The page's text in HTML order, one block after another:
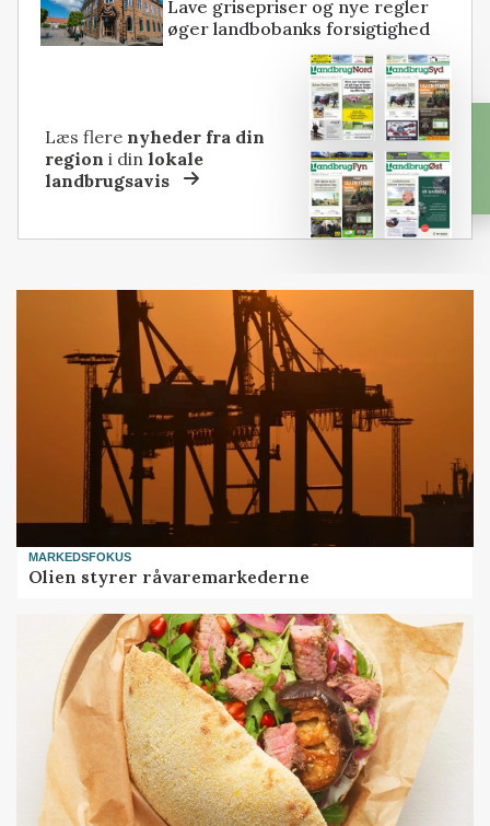
Lave grisepriser og nye regler
øger landbobanks forsigtighed
Læs flere nyheder fra din
region i dinlokale
landbrugsavis
MARKEDSFOKUS
Olien styrer råvaremarkederne